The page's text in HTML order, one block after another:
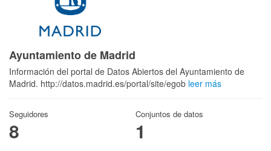
Ayuntamiento de Madrid
Información del portal de Datos Abiertos del Ayuntamiento de
Madrid. http://datos.madrid.es/portal/site/egob leer más
Seguidores
8
Conjuntos de datos
1